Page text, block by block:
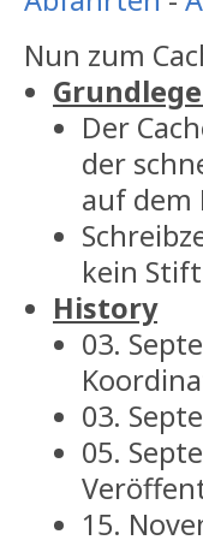
Nun zum
Der
der
auf dem
kein
History
03.
03.
05.
15.